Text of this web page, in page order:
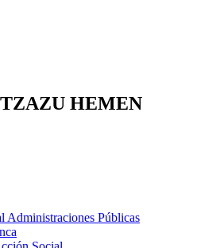
HEMEN
Administraciones Públicas